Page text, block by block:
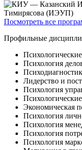
Посмотреть все
Профильные
Психология
Лидерство и
Психология
Экономическая
Психология
Психология
Психология
Психология